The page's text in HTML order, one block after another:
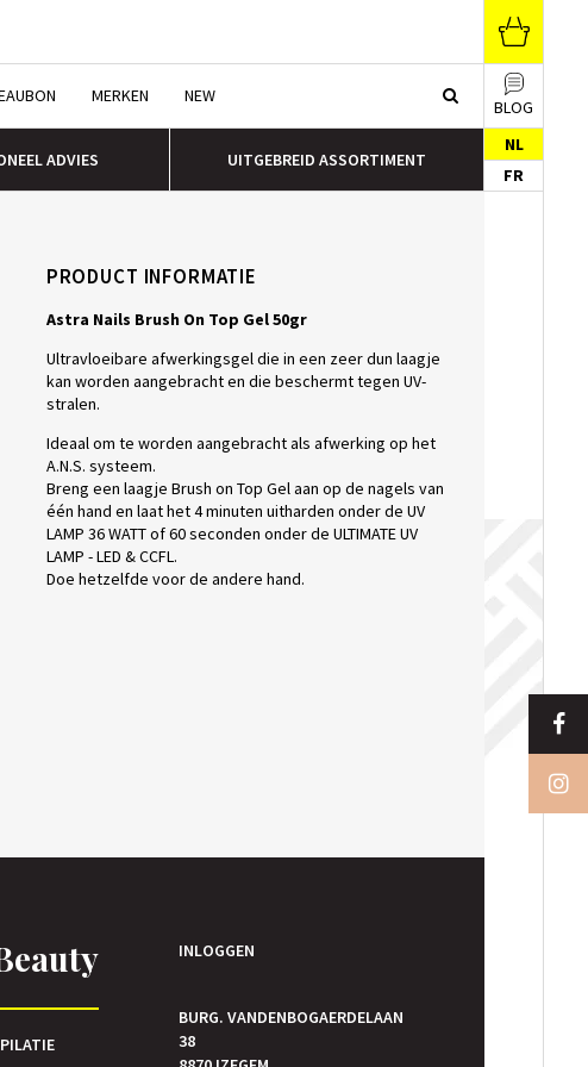
MERKEN NEW
BLOG
ADVIES UITGEBREID ASSORTIMENT
NL
FR
PRODUCT INFORMATIE
Astra Nails Brush On Top Gel 50gr
Ultravloeibare afwerkingsgel die in een zeer dun laagje
kan worden aangebracht en die beschermt tegen UV-
stralen.
Ideaal om te worden aangebracht als afwerking op het
A.N.S. systeem.
Breng een laagje Brush on Top Gel aan op de nagels van
één hand en laat het 4 minuten uitharden onder de UV
LAMP 36 WATT of 60 seconden onder de ULTIMATE UV
LAMP - LED & CCFL.
Doe hetzelfde voor de andere hand.
INLOGGEN
BURG. VANDENBOGAERDELAAN
38